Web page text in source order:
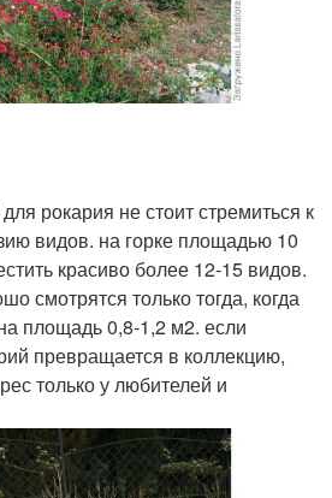
рокария не стоит стремиться к
видов. на горке площадью 10
красиво более 12-15 видов.
смотрятся только тогда, когда
площадь 0,8-1,2 м2. если
превращается в коллекцию,
только у любителей и